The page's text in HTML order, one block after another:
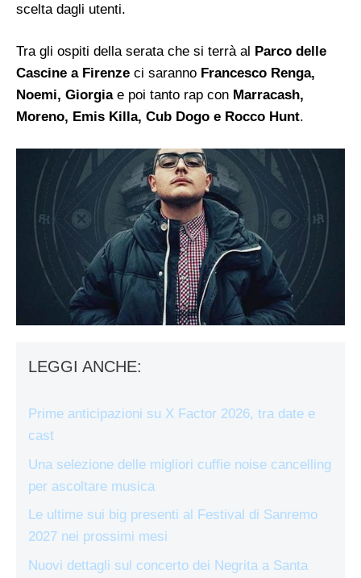
scelta dagli utenti.
Tra gli ospiti della serata che si terrà al Parco delle
Cascine a Firenze ci saranno Francesco Renga,
Noemi, Giorgiae poi tanto rap con Marracash,
Moreno, Emis Killa, Cub Dogo e Rocco Hunt.
LEGGI ANCHE:
Prime anticipazioni su X Factor 2026, tra date e
cast
Una selezione delle migliori cuffie noise cancelling
per ascoltare musica
Le ultime sui big presenti al Festival di Sanremo
2027 nei prossimi mesi
Nuovi dettagli sul concerto dei Negrita a Santa